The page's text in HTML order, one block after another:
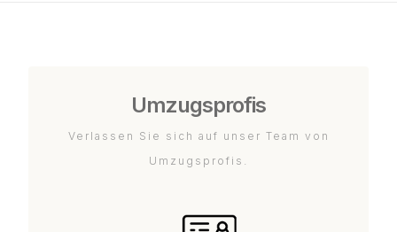
Umzugsprofis
Verlassen Sie sich auf unser Team von
Umzugsprofis.